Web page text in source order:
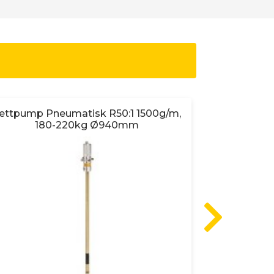
Pneumatisk R50:1 1500g/m,
180-220kg Ø940mm